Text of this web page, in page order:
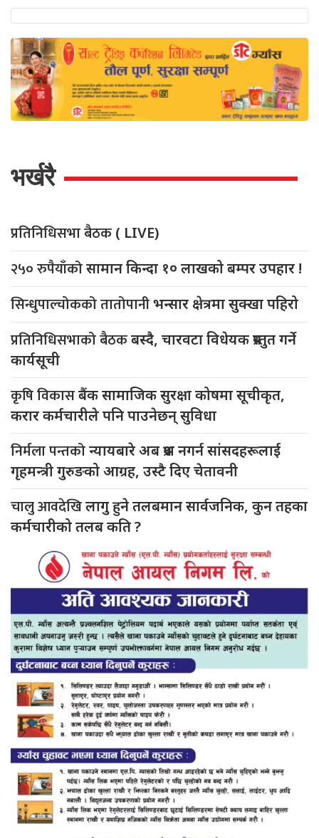
भर्खरै
प्रतिनिधिसभा बैठक ( LIVE)
२५० रुपैयाँकोसामान किन्दा १० लाखको बम्पर उपहार !
सिन्धुपाल्चोकको तातोपानीभन्सार क्षेत्रमा सुक्खा पहिरो
प्रतिनिधिसभाको बैठकबस्दै, चारवटा विधेयक प्रस्तुत गर्ने
कार्यसूची
कृषि विकासबैंक सामाजिक सुरक्षा कोषमा सूचीकृत,
करार कर्मचारीले पनि पाउनेछन् सुविधा
निर्मला पन्तकोन्यायबारे अब प्रश्न नगर्न सांसदहरूलाई
गृहमन्त्री गुरुङको आग्रह, उस्टै दिए चेतावनी
चालु आवदेखिलागु हुने तलबमान सार्वजनिक, कुन तहका
कर्मचारीको तलब कति ?